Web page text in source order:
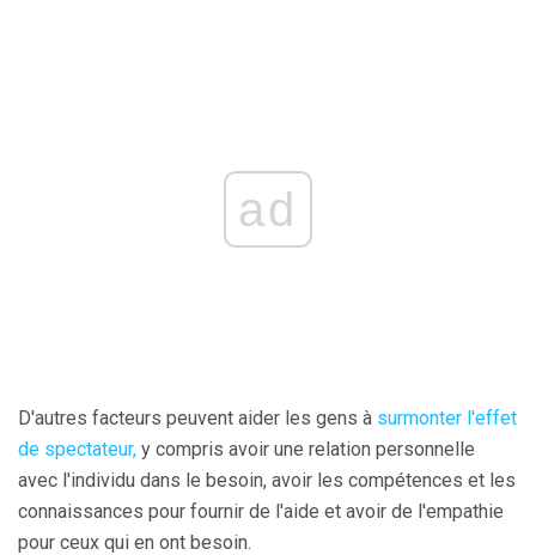
ad
D'autres facteurs peuvent aider les gens à surmonter l'effet
de spectateur, y compris avoir une relation personnelle
avec l'individu dans le besoin, avoir les compétences et les
connaissances pour fournir de l'aide et avoir de l'empathie
pour ceux qui en ont besoin.